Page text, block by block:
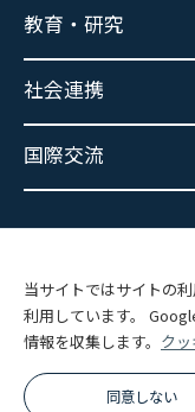
当サイトではサイトの
利用しています。
情報を収集します。 ク
同意しない
教育・研究
社会連携
国際交流
プライバシーポリシ
関連リンク